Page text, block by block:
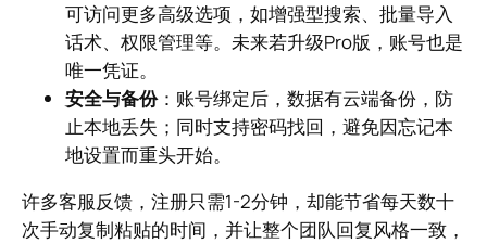
可访问更多高级选项，如增强型搜索、批量导入
话术、权限管理等。未来若升级Pro版，账号也是
唯一凭证。
安全与备份：账号绑定后，数据有云端备份，防
止本地丢失；同时支持密码找回，避免因忘记本
地设置而重头开始。
许多客服反馈，注册只需1-2分钟，却能节省每天数十
次手动复制粘贴的时间，并让整个团队回复风格一致，